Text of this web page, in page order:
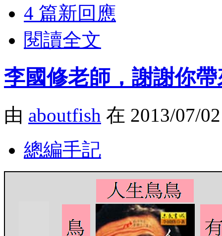
4 篇新回應
閱讀全文
李國修老師，謝謝你
由 aboutfish 在 2013/07/
總編手記